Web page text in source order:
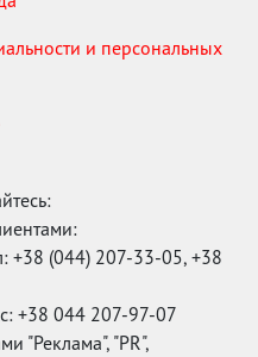
и персональных
+38 (044) 207-33-05, +38
+38 044 207-97-07
"Реклама", "PR",